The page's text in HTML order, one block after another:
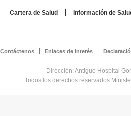
Cartera de Salud
Información de
Contáctenos Enlaces de interés
Dirección: Antiguo Hospital
Todos los derechos reservados